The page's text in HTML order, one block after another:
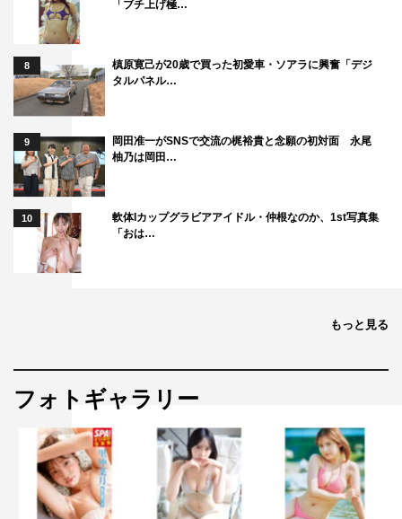
「ブチ上げ極…
8
槙原寛己が20歳で買った初愛車・ソアラに興奮「デジ
タルパネル…
9
岡田准一がSNSで交流の梶裕貴と念願の初対面 永尾
柚乃は岡田…
10
軟体Iカップグラビアアイドル・仲根なのか、1st写真集
「おは…
もっと見る
フォトギャラリー